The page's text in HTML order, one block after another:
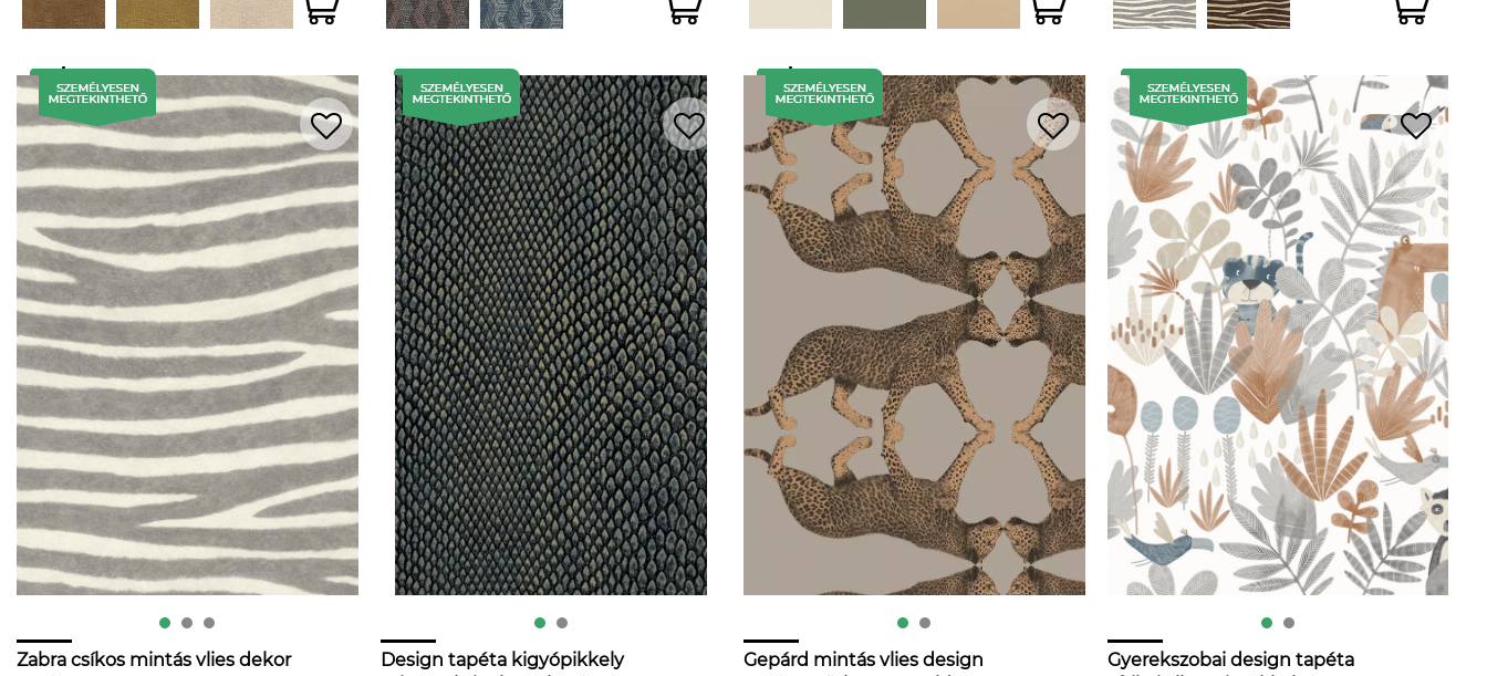
Zabra csíkos mintás vlies dekor
Design tapéta kigyópikkely
Gepárd mintás vlies design
Gyerekszobai design tapéta